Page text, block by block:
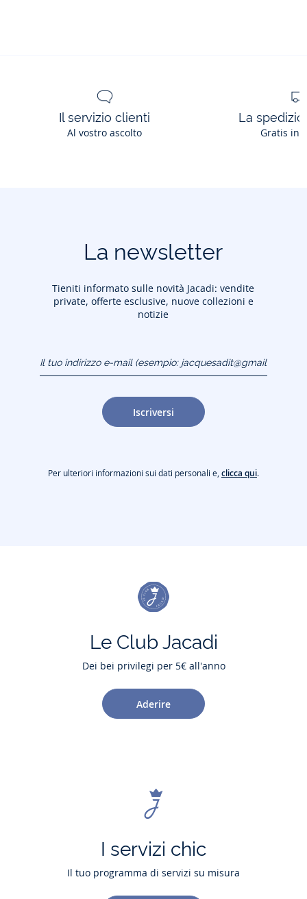
Il servizio clienti
Al vostro ascolto
La
Gratis in
La newsletter
Tieniti informato sulle novità Jacadi: vendite
private, offerte esclusive, nuove collezioni e
notizie
(esempio:
jacquesadit@gmail.com)
Iscriversi
Per ulteriori informazioni sui dati personali e,clicca qui.
Le Club Jacadi
Dei bei privilegi per 5€ all'anno
Aderire
I servizi chic
Il tuo programma di servizi su misura